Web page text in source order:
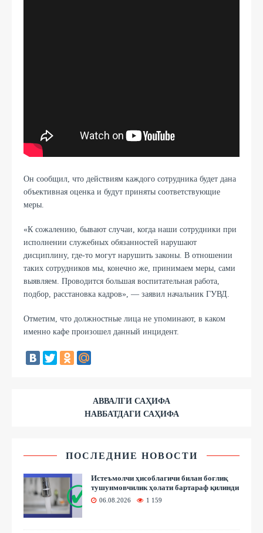
Он сообщил, что действиям каждого сотрудника будет дана
объективная оценка и будут приняты соответствующие
меры.
«К сожалению, бывают случаи, когда наши сотрудники при
исполнении служебных обязанностей нарушают
дисциплину, где-то могут нарушить законы. В отношении
таких сотрудников мы, конечно же, принимаем меры, сами
выявляем. Проводится большая воспитательная работа,
подбор, расстановка кадров», — заявил начальник ГУВД.
Отметим, что должностные лица не упоминают, в каком
именно кафе произошел данный инцидент.
АВВАЛГИ САҲИФА
НАВБАТДАГИ САҲИФА
ПОСЛЕДНИЕ НОВОСТИ
Истеъмолчи ҳисоблагичи билан боғлиқ
тушунмовчилик ҳолати бартараф қилинди
06.08.2026 1 159